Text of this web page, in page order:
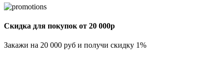
Скидка для покупок от 20 000р
Закажи на 20 000 руб и получи скидку 1%